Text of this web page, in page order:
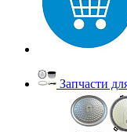
Запчасти